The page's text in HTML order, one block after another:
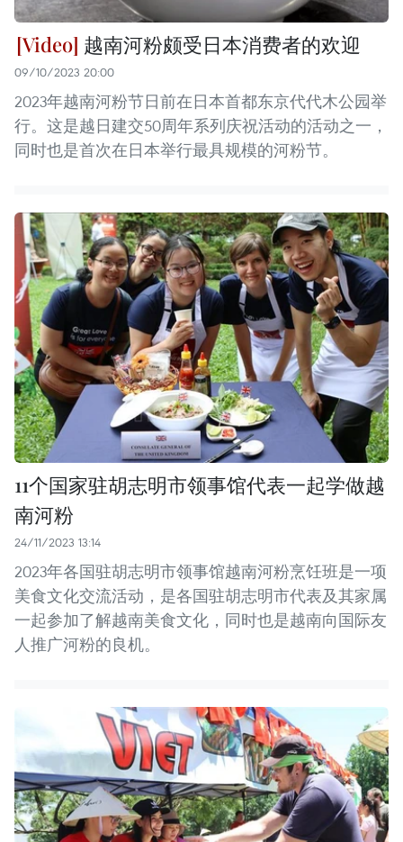
越南河粉颇受日本消费者的欢迎
09/10/2023 20:00
2023年越南河粉节日前在日本首都东京代代木公园举
行。这是越日建交50周年系列庆祝活动的活动之一，
同时也是首次在日本举行最具规模的河粉节。
11个国家驻胡志明市领事馆代表一起学做越
南河粉
24/11/2023 13:14
2023年各国驻胡志明市领事馆越南河粉烹饪班是一项
美食文化交流活动，是各国驻胡志明市代表及其家属
一起参加了解越南美食文化，同时也是越南向国际友
人推广河粉的良机。